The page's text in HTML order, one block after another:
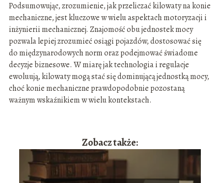
Podsumowując, zrozumienie, jak przeliczać kilowaty na konie
mechaniczne, jest kluczowe w wielu aspektach motoryzacji i
inżynierii mechanicznej. Znajomość obu jednostek mocy
pozwala lepiej zrozumieć osiągi pojazdów, dostosować się
do międzynarodowych norm oraz podejmować świadome
decyzje biznesowe. W miarę jak technologia i regulacje
ewoluują, kilowaty mogą stać się dominującą jednostką mocy,
choć konie mechaniczne prawdopodobnie pozostaną
ważnym wskaźnikiem w wielu kontekstach.
Zobacz także: